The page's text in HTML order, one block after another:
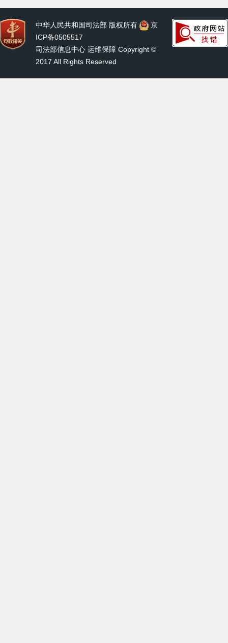
中华人民共和国司法部 版权所有
京
ICP备0505517
司法部信息中心 运维保障 Copyright ©
2017 All Rights Reserved